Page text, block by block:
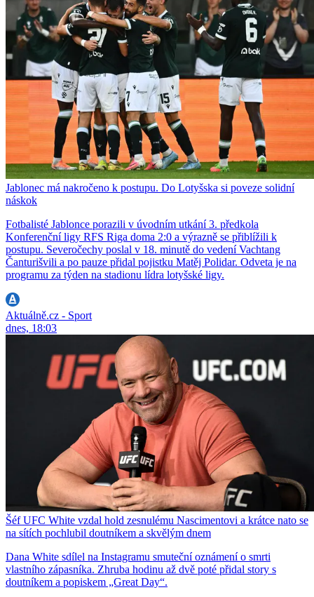
Jablonec má nakročeno k postupu. Do Lotyšska si poveze solidní
náskok
Fotbalisté Jablonce porazili v úvodním utkání 3. předkola
Konferenční ligy RFS Riga doma 2:0 a výrazně se přiblížili k
postupu. Severočechy poslal v 18. minutě do vedení Vachtang
Čanturišvili a po pauze přidal pojistku Matěj Polidar. Odveta je na
programu za týden na stadionu lídra lotyšské ligy.
Aktuálně.cz - Sport
dnes, 18:03
Šéf UFC White vzdal hold zesnulému Nascimentovi a krátce nato se
na sítích pochlubil doutníkem a skvělým dnem
Dana White sdílel na Instagramu smuteční oznámení o smrti
vlastního zápasníka. Zhruba hodinu až dvě poté přidal story s
doutníkem a popiskem „Great Day“.